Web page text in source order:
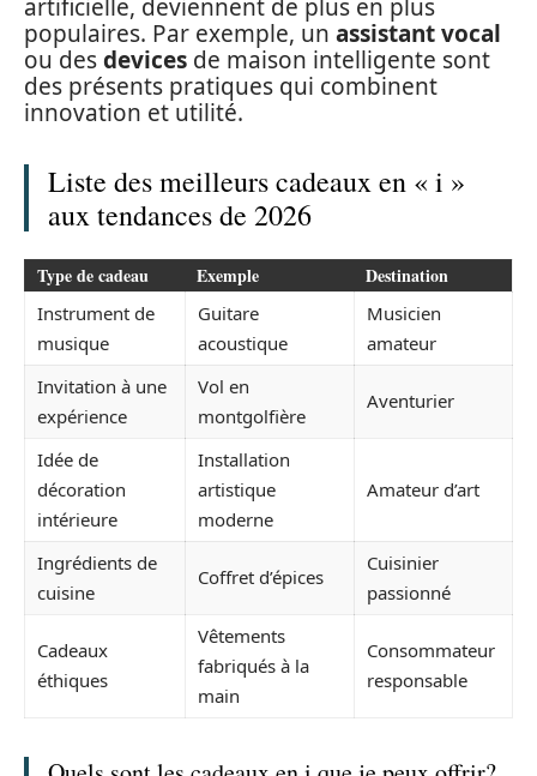
artificielle, deviennent de plus en plus
populaires. Par exemple, un assistant vocal
ou desdevices de maison intelligente sont
des présents pratiques qui combinent
innovation et utilité.
Liste des meilleurs cadeaux en « i »
aux tendances de 2026
Type de cadeau Exemple Destination
Instrument de
musique
Guitare
acoustique
Musicien
amateur
Invitation à une
expérience
Vol en
montgolfière
Aventurier
Idée de
décoration
intérieure
Installation
artistique
moderne
Amateur d’art
Ingrédients de
cuisine
Coffret d’épices
Cuisinier
passionné
Cadeaux
éthiques
Vêtements
fabriqués à la
main
Consommateur
responsable